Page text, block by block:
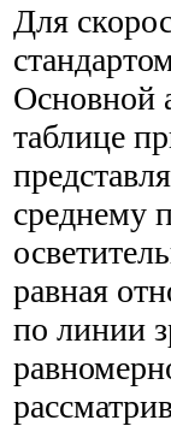
Для
Основной
таблице
среднему
равная
по линии